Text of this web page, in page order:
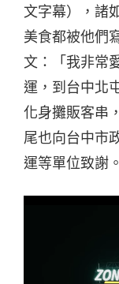
文字幕），諸
美食都被他們
文：「我非常
運，到台中北
化身攤販客串
尾也向台中市
運等單位致謝。